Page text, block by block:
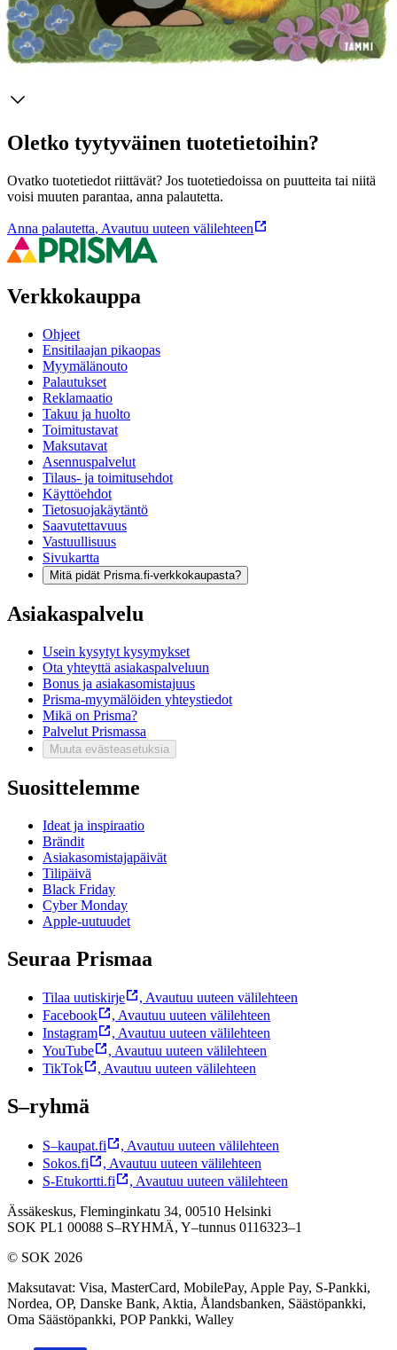
Ominaisuudet
Oletko tyytyväinen tuotetietoihin?
Ovatko tuotetiedot riittävät? Jos tuotetiedoissa on puutteita tai niitä
voisi muuten parantaa, anna palautetta.
Anna palautetta, Avautuu uuteen välilehteen
Verkkokauppa
Ohjeet
Ensitilaajan pikaopas
Myymälänouto
Palautukset
Reklamaatio
Takuu ja huolto
Toimitustavat
Maksutavat
Asennuspalvelut
Tilaus- ja toimitusehdot
Käyttöehdot
Tietosuojakäytäntö
Saavutettavuus
Vastuullisuus
Sivukartta
Mitä pidät Prisma.fi-verkkokaupasta?
Asiakaspalvelu
Usein kysytyt kysymykset
Ota yhteyttä asiakaspalveluun
Bonus ja asiakasomistajuus
Prisma-myymälöiden yhteystiedot
Mikä on Prisma?
Palvelut Prismassa
Muuta evästeasetuksia
Suosittelemme
Ideat ja inspiraatio
Brändit
Asiakasomistajapäivät
Tilipäivä
Black Friday
Cyber Monday
Apple-uutuudet
Seuraa Prismaa
Tilaa uutiskirje , Avautuu uuteen välilehteen
Facebook
, Avautuu uuteen välilehteen
Instagram
, Avautuu uuteen välilehteen
YouTube
, Avautuu uuteen välilehteen
TikTok
, Avautuu uuteen välilehteen
S–ryhmä
S–kaupat.fi , Avautuu uuteen välilehteen
Sokos.fi
, Avautuu uuteen välilehteen
S-Etukortti.fi
, Avautuu uuteen välilehteen
Ässäkeskus, Fleminginkatu 34, 00510 Helsinki
SOK PL1 00088 S–RYHMÄ, Y–tunnus 0116323–1
© SOK 2026
Maksutavat: Visa, MasterCard, MobilePay, Apple Pay, S-Pankki,
Nordea, OP, Danske Bank, Aktia, Ålandsbanken, Säästöpankki,
Oma Säästöpankki, POP Pankki, Walley